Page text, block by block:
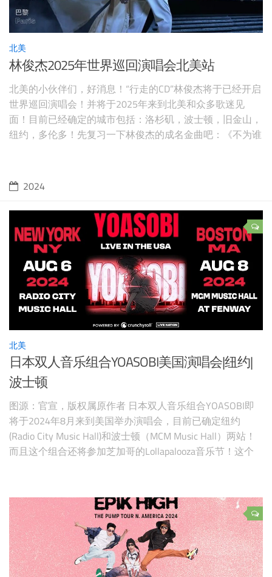
北美
林俊杰2025年世界巡回演唱会北美站
北美的小伙伴们，好消息！“行走的CD”林俊杰将于已经开启
世界巡回演唱会！并将于2025年来到北美和众多歌迷见
面！目前已经确定的城市包括：洛杉矶，波士顿，旧金山，
纽约，多伦多！先复习一下林俊杰的成名金曲吧：《不为谁
jfj_productions @ instagram，版权属原作者 2025年林俊杰
北美巡
2024
北美
日本双人音乐组合YOASOBI美国演唱会|纽约|
波士顿
图源：官宣，版权属原作者 日本双人音乐组合YOASOBI即
将于2024年8月来到美国举办演唱会，目前已确定纽约
(Radio City Music Hall)和波士顿（MCM Music Hall）两站！
而且这个组合还将参加芝加哥的Lollapalooza音乐节！这个
并赋予音乐以灵